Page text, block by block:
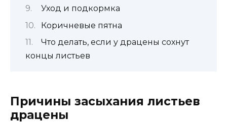
Уход и подкормка
Коричневые пятна
Что делать, если у драцены сохнут
концы листьев
Причины засыхания листьев
драцены